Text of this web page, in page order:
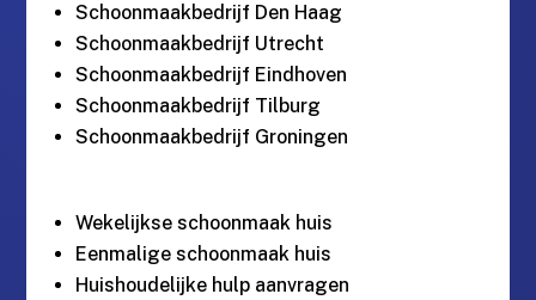
Schoonmaakbedrijf Den Haag
Schoonmaakbedrijf Utrecht
Schoonmaakbedrijf Eindhoven
Schoonmaakbedrijf Tilburg
Schoonmaakbedrijf Groningen
Wekelijkse schoonmaak huis
Eenmalige schoonmaak huis
Huishoudelijke hulp aanvragen